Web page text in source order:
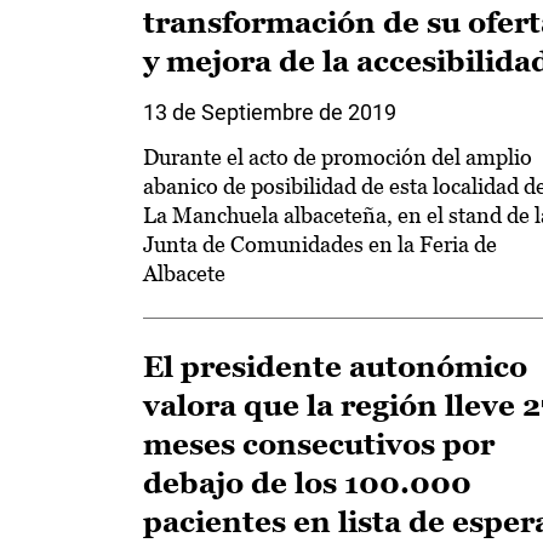
transformación de su
y mejora de la
13 de Septiembre de 2019
Durante el acto de promoción del amplio
abanico de posibilidad de esta localidad
La Manchuela albaceteña, en el stand de
Junta de Comunidades en la Feria de
Albacete
El presidente autonómico
valora que la región lleve
meses consecutivos por
debajo de los 100.000
pacientes en lista de